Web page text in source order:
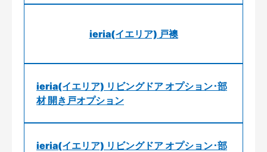
ieria(イエリア) 戸襖
ieria(イエリア) リビングドア オプション･部
材 開き戸オプション
ieria(イエリア) リビングドア オプション･部